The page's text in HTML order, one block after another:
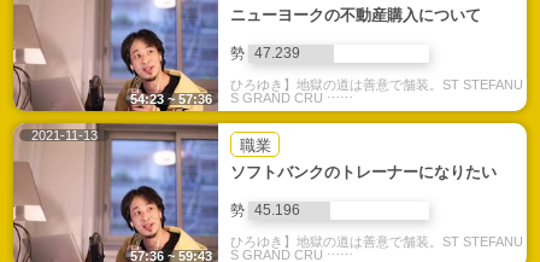
ニューヨークの不動産購入について
勢 47.239
ひろゆき】地獄の道は善意で舗装。ST STEFANU
S GRAND CRU ⋯⋯
54:23 ~ 57:36
2021-11-13
職業
ソフトバンクのトレーナーになりたい
勢 45.196
ひろゆき】地獄の道は善意で舗装。ST STEFANU
S GRAND CRU ⋯⋯
57:36 ~ 59:43